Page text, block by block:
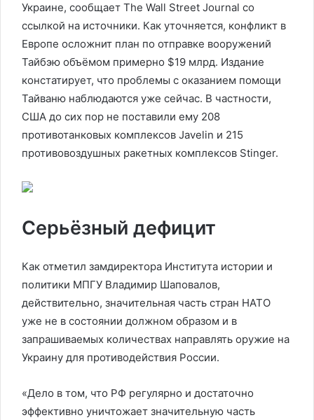
Украине, сообщает The Wall Street Journal со
ссылкой на источники. Как уточняется, конфликт в
Европе осложнит план по отправке вооружений
Тайбэю объёмом примерно $19 млрд. Издание
констатирует, что проблемы с оказанием помощи
Тайваню наблюдаются уже сейчас. В частности,
США до сих пор не поставили ему 208
противотанковых комплексов Javelin и 215
противовоздушных ракетных комплексов Stinger.
Серьёзный дефицит
Как отметил замдиректора Института истории и
политики МПГУ Владимир Шаповалов,
действительно, значительная часть стран НАТО
уже не в состоянии должном образом и в
запрашиваемых количествах направлять оружие на
Украину для противодействия России.
«Дело в том, что РФ регулярно и достаточно
эффективно уничтожает значительную часть